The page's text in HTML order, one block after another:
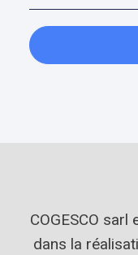
COGESCO
dans la